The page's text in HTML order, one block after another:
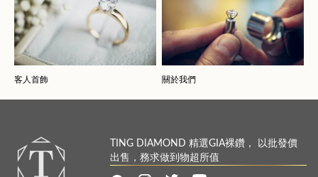
客人首飾 關於我們
TING DIAMOND 精選GIA裸鑽， 以批發價
出售，務求做到物超所值